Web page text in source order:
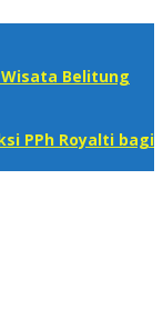
Wisata Belitung
PPh Royalti bagi